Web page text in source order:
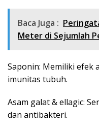
Baca Juga :
Meter di Sejumlah
Saponin: Memiliki efek
imunitas tubuh.
Asam galat & ellagic:
dan antibakteri.